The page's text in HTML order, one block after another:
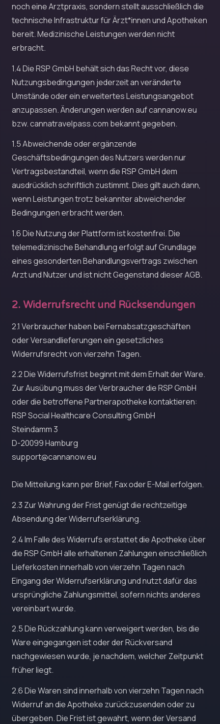
noch eine Arztpraxis, sondern stellt ausschließlich die
technische Infrastruktur für Ärzt*innen und Apotheken
bereit. Medizinische Leistungen werden nicht
erbracht.
1.4 Die RSP GmbH behält sich das Recht vor, diese
Nutzungsbedingungen jederzeit an veränderte
Umstände oder ein erweitertes Leistungsangebot
anzupassen. Änderungen werden auf cannanow.eu
bzw. cannatravelpass.com bekannt gegeben.
1.5 Abweichende oder ergänzende
Geschäftsbedingungen des Nutzers werden nur
Vertragsbestandteil, wenn die RSP GmbH dem
ausdrücklich schriftlich zustimmt. Dies gilt auch dann,
wenn Leistungen trotz bekannter abweichender
Bedingungen erbracht werden.
1.6 Die Nutzung der Plattform ist kostenfrei. Die
telemedizinische Behandlung erfolgt auf Grundlage
eines gesonderten Behandlungsvertrags zwischen
Arzt und Nutzer und ist nicht Gegenstand dieser AGB.
2. Widerrufsrecht und Rücksendungen
2.1 Verbraucher haben bei Fernabsatzgeschäften
oder Versandlieferungen ein gesetzliches
Widerrufsrecht von vierzehn Tagen.
2.2 Die Widerrufsfrist beginnt mit dem Erhalt der Ware.
Zur Ausübung muss der Verbraucher die RSP GmbH
oder die betroffene Partnerapotheke kontaktieren:
RSP Social Healthcare Consulting GmbH
Steindamm 3
support@cannanow.eu
Die Mitteilung kann per Brief, Fax oder E-Mail erfolgen.
2.3 Zur Wahrung der Frist genügt die rechtzeitige
Absendung der Widerrufserklärung.
2.4 Im Falle des Widerrufs erstattet die Apotheke über
die RSP GmbH alle erhaltenen Zahlungen einschließlich
Lieferkosten innerhalb von vierzehn Tagen nach
Eingang der Widerrufserklärung und nutzt dafür das
ursprüngliche Zahlungsmittel, sofern nichts anderes
vereinbart wurde.
2.5 Die Rückzahlung kann verweigert werden, bis die
Ware eingegangen ist oder der Rückversand
nachgewiesen wurde, je nachdem, welcher Zeitpunkt
früher liegt.
2.6 Die Waren sind innerhalb von vierzehn Tagen nach
Widerruf an die Apotheke zurückzusenden oder zu
übergeben. Die Frist ist gewahrt, wenn der Versand